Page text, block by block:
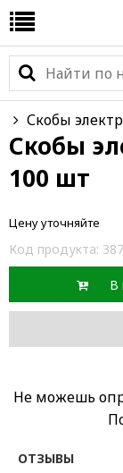
Скобы
Скобы
100 шт
Цену уточняйте
Код продукта:
В
Не можешь
ОТЗЫВЫ